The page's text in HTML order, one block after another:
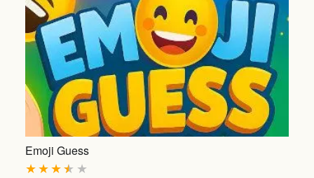
Emoji Guess
★
★
★
★
★